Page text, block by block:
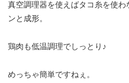
真空調理器を使えばタコ糸を使
ンと成形。
鶏肉も低温調理でしっとり♪
めっちゃ簡単ですねぇ。